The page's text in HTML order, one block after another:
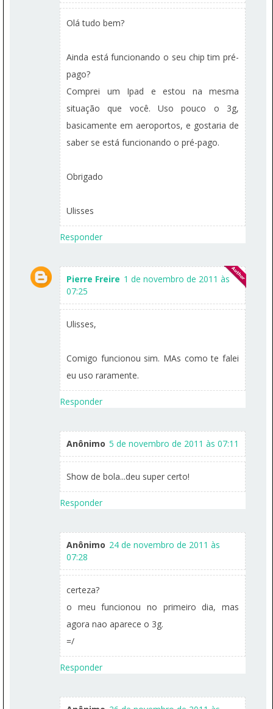
Olá tudo bem?
Ainda está funcionando o seu chip tim pré-
pago?
Comprei um Ipad e estou na mesma
situação que você. Uso pouco o 3g,
basicamente em aeroportos, e gostaria de
saber se está funcionando o pré-pago.
Obrigado
Ulisses
Responder
Pierre Freire 1 de novembro de 2011 às
07:25
Ulisses,
Comigo funcionou sim. MAs como te falei
eu uso raramente.
Responder
Anônimo 5 de novembro de 2011 às 07:11
Show de bola...deu super certo!
Responder
Anônimo 24 de novembro de 2011 às
07:28
certeza?
o meu funcionou no primeiro dia, mas
agora nao aparece o 3g.
=/
Responder